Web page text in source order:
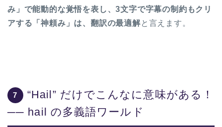
み」で能動的な覚悟を表し、3文字で字幕の制約もクリ
アする「神頼み」は、翻訳の最適解と言えます。
7
“Hail” だけでこんなに意味がある！
── hail の多義語ワールド